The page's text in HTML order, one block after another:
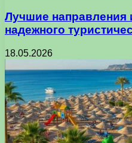
Лучшие направления
надежного
18.05.2026